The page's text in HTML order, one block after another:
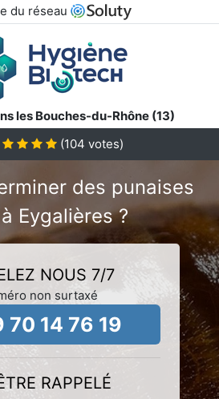
du réseau
les Bouches-du-Rhône (13)
(104 votes)
des punaises
Eygalières ?
NOUS 7/7
non surtaxé
70 14 76 19
RAPPELÉ